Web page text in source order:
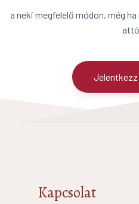
a neki megfelelő módon, még
Kapcsolat